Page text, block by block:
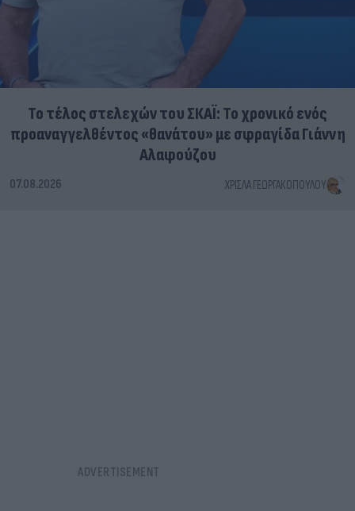
Το τέλος στελεχών του ΣΚΑΪ: Το χρονικό ενός
προαναγγελθέντος «θανάτου» με σφραγίδα Γιάννη
Αλαφούζου
07.08.2026 ΧΡΊΣΛΑ ΓΕΩΡΓΑΚΟΠΟΎΛΟΥ